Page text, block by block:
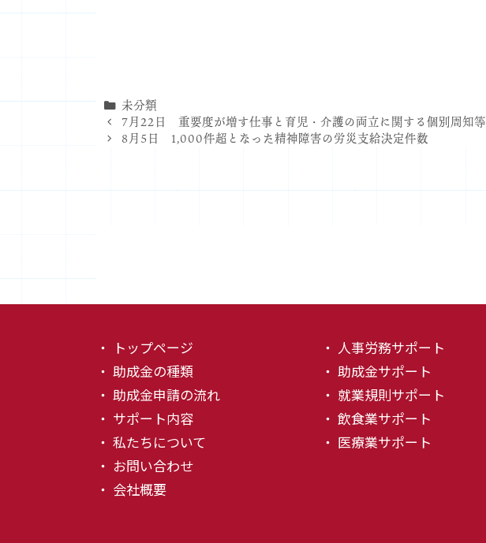
カ
テ
ゴ
未分類
7月22日 重要度が増す仕事と育児・介護の両立に関する個別周知等
8月5日 1,000件超となった精神障害の労災支給決定件数
・ トップページ
・ 助成金の種類
・ 助成金申請の流れ
・ サポート内容
・ 私たちについて
・ お問い合わせ
・ 会社概要
・ 人事労務サポート
・ 助成金サポート
・ 就業規則サポート
・ 飲食業サポート
・ 医療業サポート